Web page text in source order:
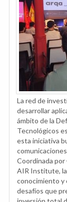
La red de
desarrollar
ámbito de la
Tecnológicos
esta iniciativa
Coordinada por
AIR Institute,
conocimiento y
desafíos que